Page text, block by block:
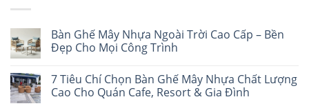
Bàn Ghế Mây Nhựa Ngoài Trời Cao Cấp – Bền
Đẹp Cho Mọi Công Trình
7 Tiêu Chí Chọn Bàn Ghế Mây Nhựa Chất Lượng
Cao Cho Quán Cafe, Resort & Gia Đình